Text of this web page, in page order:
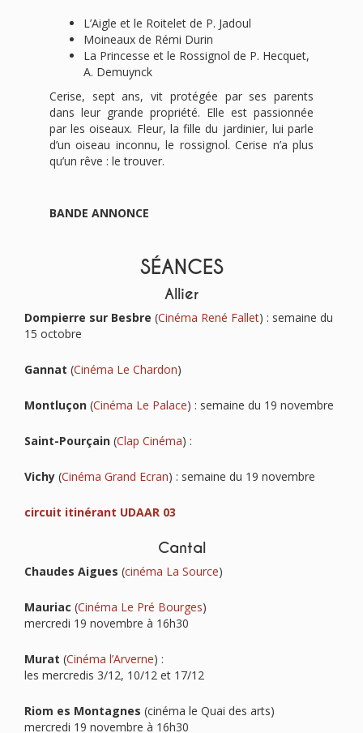
L’Aigle et le Roitelet de P. Jadoul
Moineaux de Rémi Durin
La Princesse et le Rossignol de P. Hecquet,
A. Demuynck
Cerise, sept ans, vit protégée par ses parents
dans leur grande propriété. Elle est passionnée
par les oiseaux. Fleur, la fille du jardinier, lui parle
d’un oiseau inconnu, le rossignol. Cerise n’a plus
qu’un rêve : le trouver.
BANDE ANNONCE
SÉANCES
Allier
Dompierre sur Besbre (Cinéma René Fallet) : semaine du
15 octobre
Gannat (Cinéma Le Chardon)
Montluçon (Cinéma Le Palace) : semaine du 19 novembre
Saint-Pourçain (Clap Cinéma) :
Vichy (Cinéma Grand Ecran) : semaine du 19 novembre
circuit itinérant UDAAR 03
Cantal
Chaudes Aigues (cinéma La Source)
Mauriac (Cinéma Le Pré Bourges)
mercredi 19 novembre à 16h30
Murat (Cinéma l’Arverne) :
les mercredis 3/12, 10/12 et 17/12
Riom es Montagnes (cinéma le Quai des arts)
mercredi 19 novembre à 16h30